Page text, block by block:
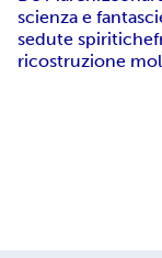
scienza e
sedute spiritiche
ricostruzione